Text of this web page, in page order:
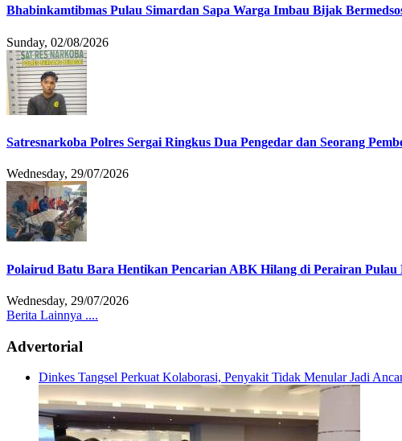
Bhabinkamtibmas Pulau Simardan Sapa Warga Imbau Bijak
Sunday, 02/08/2026
Satresnarkoba Polres Sergai Ringkus Dua Pengedar dan Seorang
Wednesday, 29/07/2026
Polairud Batu Bara Hentikan Pencarian ABK Hilang di Perairan Pulau
Wednesday, 29/07/2026
Berita Lainnya ....
Advertorial
Dinkes Tangsel Perkuat Kolaborasi, Penyakit Tidak Menular Jadi